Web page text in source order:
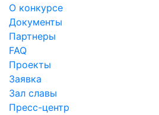
О конкурсе
Документы
Партнеры
FAQ
Проекты
Заявка
Зал славы
Пресс-центр